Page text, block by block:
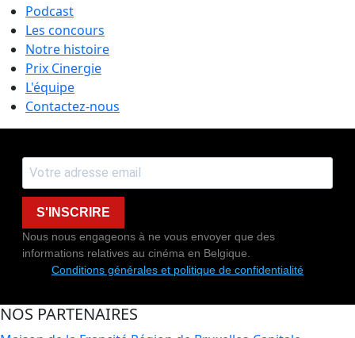
Podcast
Les concours
Notre histoire
Prix Cinergie
L'équipe
Contactez-nous
S'INSCRIRE
Nous nous engageons à ne vous envoyer que des
informations relatives au cinéma en Belgique.
Conditions générales et politique de confidentialité
NOS PARTENAIRES